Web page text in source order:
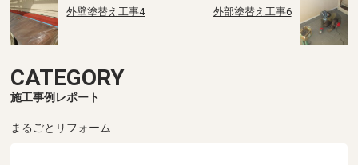
外壁塗替え工事4 外部塗替え工事6
CATEGORY
施工事例レポート
まるごとリフォーム